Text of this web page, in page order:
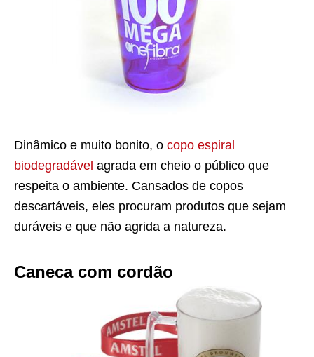
Dinâmico e muito bonito, o copo espiral
biodegradável agrada em cheio o público que
respeita o ambiente. Cansados de copos
descartáveis, eles procuram produtos que sejam
duráveis e que não agrida a natureza.
Caneca com cordão